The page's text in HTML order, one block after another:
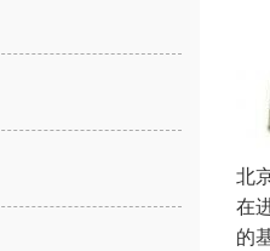
北
在
的